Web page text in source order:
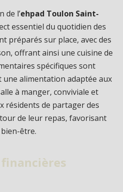
de l’ehpad Toulon Saint-
essentiel du quotidien des
préparés sur place, avec des
offrant ainsi une cuisine de
spécifiques sont
alimentation adaptée aux
à manger, conviviale et
résidents de partager des
de leur repas, favorisant
être.